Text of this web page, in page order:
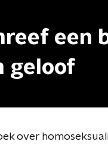
een
geloof
over